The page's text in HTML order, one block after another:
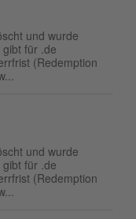
und wurde
für .de
(Redemption
und wurde
für .de
(Redemption